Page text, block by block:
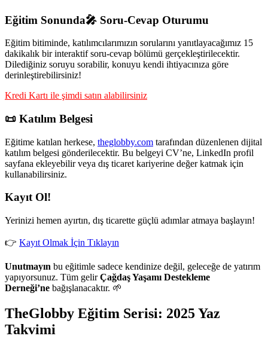
Eğitim Sonunda🎤 Soru-Cevap Oturumu
Eğitim bitiminde, katılımcılarımızın sorularını yanıtlayacağımız 15
dakikalık bir interaktif soru-cevap bölümü gerçekleştirilecektir.
Dilediğiniz soruyu sorabilir, konuyu kendi ihtiyacınıza göre
derinleştirebilirsiniz!
Kredi Kartı ile şimdi satın alabilirsiniz
📜 Katılım Belgesi
Eğitime katılan herkese, theglobby.com tarafından düzenlenen dijital
katılım belgesi gönderilecektir. Bu belgeyi CV’ne, LinkedIn profil
sayfana ekleyebilir veya dış ticaret kariyerine değer katmak için
kullanabilirsiniz.
Kayıt Ol!
Yerinizi hemen ayırtın, dış ticarette güçlü adımlar atmaya başlayın!
👉 Kayıt Olmak İçin Tıklayın
Unutmayın bu eğitimle sadece kendinize değil, geleceğe de yatırım
yapıyorsunuz. Tüm gelirÇağdaş Yaşamı Destekleme
Derneği’ne bağışlanacaktır. 🌱
TheGlobby Eğitim Serisi: 2025 Yaz
Takvimi